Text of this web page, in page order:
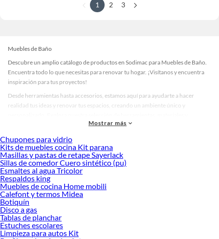
1 2 3
Muebles de Baño
Descubre un amplio catálogo de productos en Sodimac para Muebles de Baño.
Encuentra todo lo que necesitas para renovar tu hogar. ¡Visítanos y encuentra
inspiración para tus proyectos!
Desde herramientas hasta accesorios, estamos aquí para ayudarte a hacer
realidad tus ideas y renovar tus espacios, creando un ambiente único y
accesorios de calidad que te ayudarán a crear un espacio más tú.
Desde remodelaciones hasta proyectos de decoración, estamos aquí para hacer
tus ideas realidad. ¡Visítanos y encuentra todo lo que tenemos para ofrecerte en
Muebles de Baño!
Explora la variedad de productos de Muebles de Baño en Sodimac
Herramientas, materiales y accesorios de calidad para tus proyectos y
renovación de espacios. ¡Visítanos y descubre todo lo que tenemos para
ofrecerte!
Encuentra una amplia variedad de productos de Muebles de Baño en Sodimac.
Encuentra todo lo necesario para tus proyectos de renovación y decoración.
Mostrar más
Chupones para vidrio
Kits de muebles cocina Kit parana
Masillas y pastas de retape Sayerlack
Sillas de comedor Cuero sintético (pu)
Esmaltes al agua Tricolor
Respaldos king
Muebles de cocina Home mobili
Calefont y termos Midea
Botiquín
Disco a gas
Tablas de planchar
Estuches escolares
Limpieza para autos Kit